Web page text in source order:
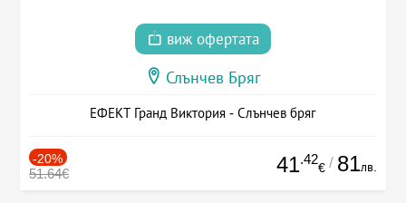
виж офертата
Слънчев Бряг
ЕФЕКТ Гранд Виктория - Слънчев бряг
-20%
51.64€ 41.42
€ / 81лв.